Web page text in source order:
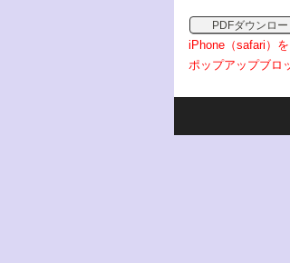
PDFダウンロー
iPhone（safari）
ポップアップブロ